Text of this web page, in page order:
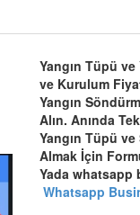
Yangın Tüpü
ve Kurulum
Yangın
Alın. Anında
Yangın Tüpü
Almak İçin
Yada whatsapp
Whatsapp